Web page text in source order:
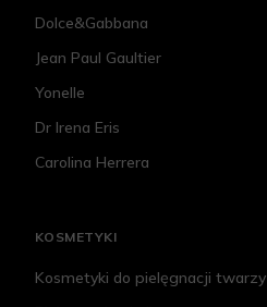
Dolce&Gabbana
Jean Paul Gaultier
Yonelle
Dr Irena Eris
Carolina Herrera
KOSMETYKI
Kosmetyki do pielęgnacji twarzy